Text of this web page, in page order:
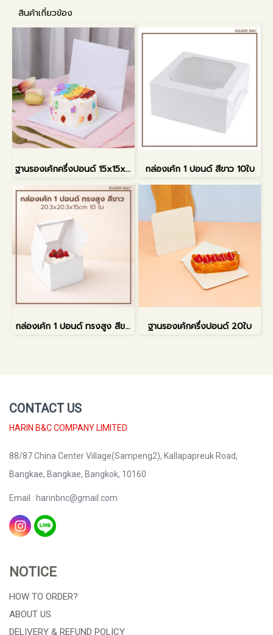
สินค้าเกี่ยวข้อง
ฐานรองเค้กครึ่งปอนด์ 15x15x0.5ซม. กล่องเค้ก 1 ปอนด์ สีขาว 10ใบ
กล่องเค้ก 1 ปอนด์ ทรงสูง สีขาว ฐานรองเค้กครึ่งปอนด์ 20ใบ
CONTACT US
HARIN B&C COMPANY LIMITED
88/87 China Center Village(Sampeng2), Kallapapreuk Road,
Bangkae, Bangkae, Bangkok, 10160
Email : harinbnc@gmail.com
NOTICE
HOW TO ORDER?
ABOUT US
DELIVERY & REFUND POLICY